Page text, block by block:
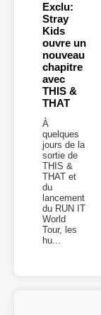
Exclu:
Stray
Kids
ouvre un
nouveau
chapitre
avec
THIS &
THAT
À
quelques
jours de la
sortie de
THIS &
THAT et
du
lancement
du RUN IT
World
Tour, les
hu...